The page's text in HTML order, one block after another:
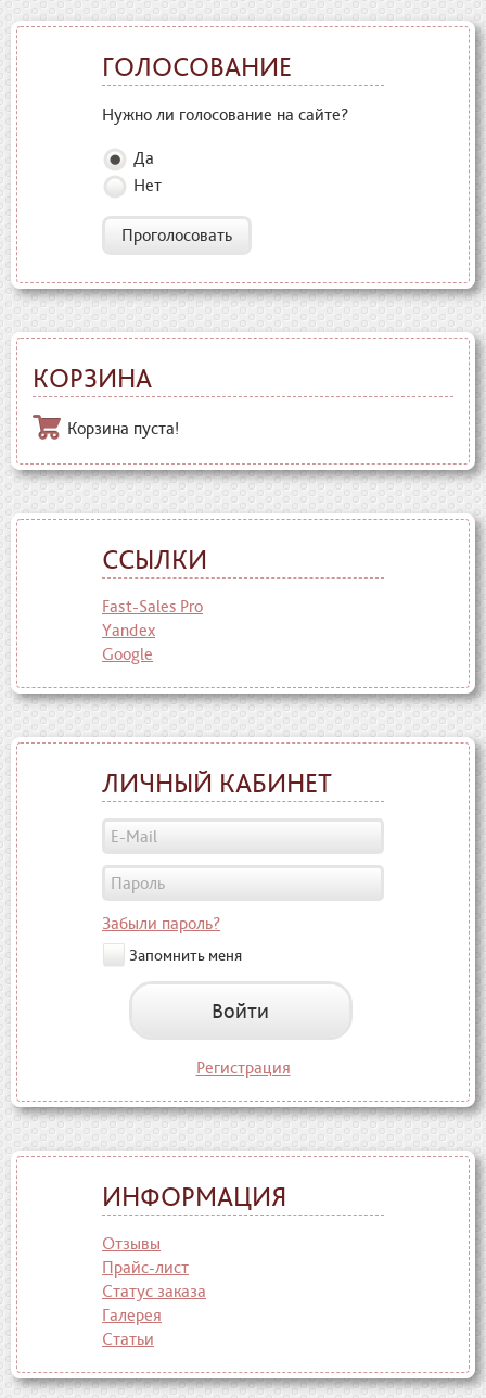
ГОЛОСОВАНИЕ
Нужно ли голосование на сайте?
Да
Нет
Проголосовать
КОРЗИНА
Корзина пуста!
ССЫЛКИ
Fast-Sales Pro
Yandex
Google
ЛИЧНЫЙ КАБИНЕТ
Забыли пароль?
Запомнить меня
Войти
Регистрация
ИНФОРМАЦИЯ
Отзывы
Прайс-лист
Статус заказа
Галерея
Статьи